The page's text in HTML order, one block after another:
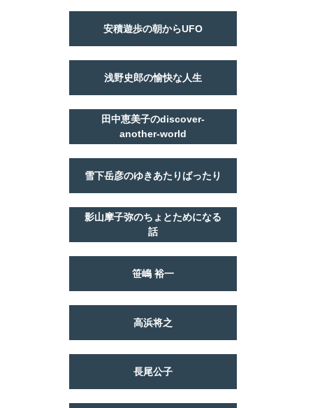
安積遊歩の朝からUFO
浅野史郎の愉快な人生
田中恵美子のdiscover-
another-world
雪下岳彦のゆきあたりばったり
影山摩子弥のちょとためになる
話
笹嶋 裕一
高浜将之
長尾公子